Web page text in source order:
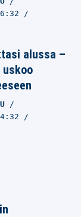
alussa –
uskoo